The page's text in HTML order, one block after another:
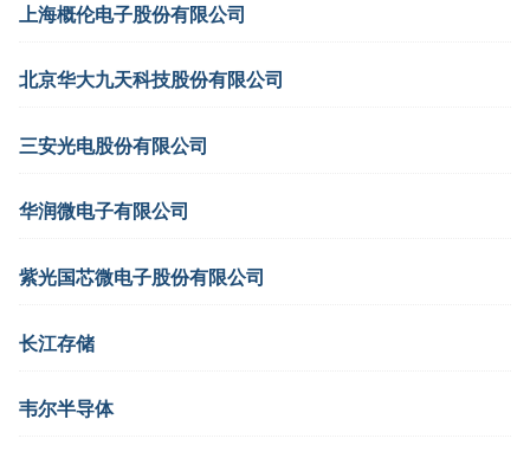
上海概伦电子股份有限公司
北京华大九天科技股份有限公司
三安光电股份有限公司
华润微电子有限公司
紫光国芯微电子股份有限公司
长江存储
韦尔半导体